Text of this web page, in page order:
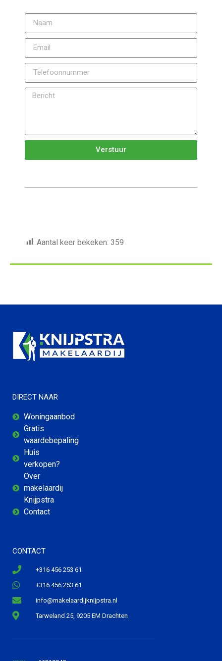
Verstuur
Aantal keer bekeken: 359
DIRECT NAAR
Woningaanbod
Gratis
waardebepaling
Huis
verkopen?
Over
makelaardij
Knijpstra
Contact
CONTACT
+316 456 253 61
+316 456 253 61
info@makelaardijknijpstra.nl
Tarweland 25, 9205 EM Drachten